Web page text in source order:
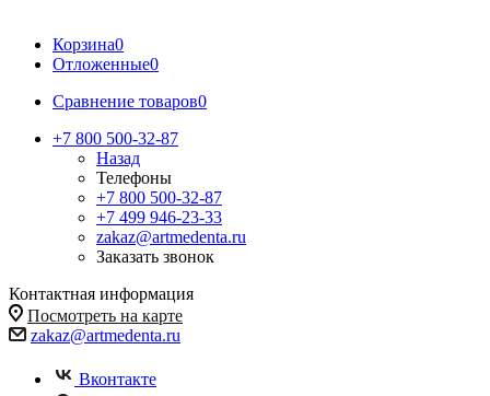
Корзина0
Отложенные0
Сравнение товаров0
+7 800 500-32-87
Назад
Телефоны
+7 800 500-32-87
+7 499 946-23-33
zakaz@artmedenta.ru
Заказать звонок
Контактная информация
Посмотреть на карте
zakaz@artmedenta.ru
Вконтакте